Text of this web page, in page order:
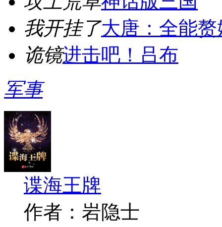
我开挂了大唐：全能赘
诡镜进击吧！吕布
军事
谍海王牌
作者：岩隐士